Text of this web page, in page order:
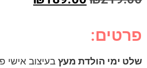
פרטים:
שלט ימי הולדת מעץ בעיצוב אישי